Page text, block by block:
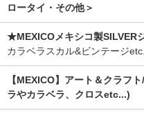
ロータイ・その他＞
★MEXICOメキシコ製SILVER
カラベラスカル&ビンテージ
【MEXICO】アート＆クラフ
ラやカラベラ、クロスetc...)